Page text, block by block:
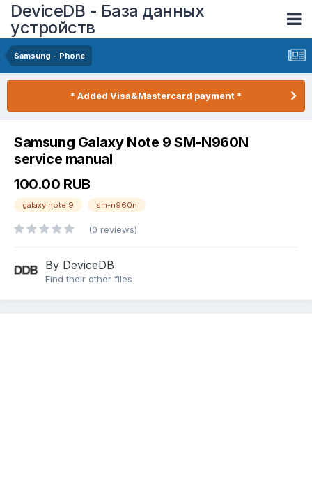
DeviceDB - База данных
устройств
Samsung - Phone
* Added Visa&Mastercard payment *
Samsung Galaxy Note 9 SM-N960N
service manual
100.00 RUB
galaxy note 9 sm-n960n
(0 reviews)
By DeviceDB
Find their other files